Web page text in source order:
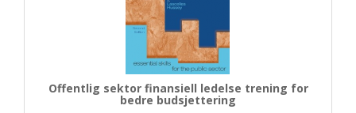
Offentlig sektor finansiell ledelse trening for
bedre budsjettering